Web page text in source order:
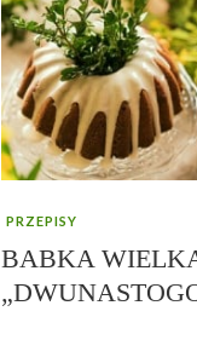
PRZEPISY
BABKA